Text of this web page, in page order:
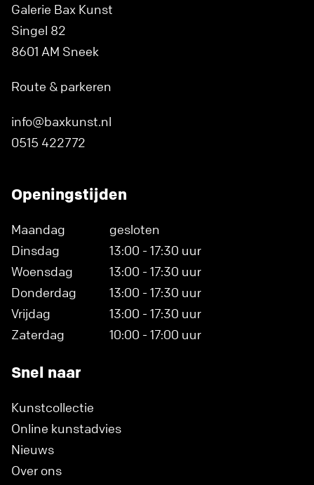
Galerie Bax Kunst
Singel 82
8601 AM Sneek
Route & parkeren
info@baxkunst.nl
0515 422772
Openingstijden
Maandag
gesloten
Dinsdag
13:00 - 17:30 uur
Woensdag
13:00 - 17:30 uur
Donderdag
13:00 - 17:30 uur
Vrijdag
13:00 - 17:30 uur
Zaterdag
10:00 - 17:00 uur
Snel naar
Kunstcollectie
Online kunstadvies
Nieuws
Over ons